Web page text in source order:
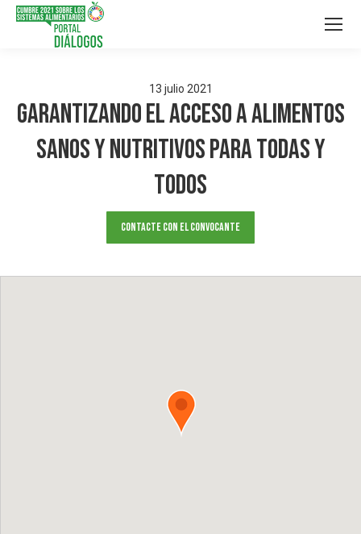
13 julio 2021
Garantizando el acceso a alimentos
sanos y nutritivos para todas y
todos
Contacte con el convocante